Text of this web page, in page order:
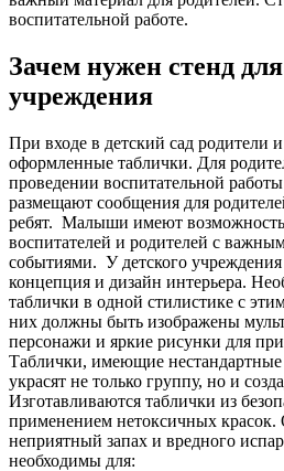
воспитательной работе.
Зачем нужен стенд для
учреждения
При входе в детский сад родители и
оформленные таблички. Для
проведении воспитательной
размещают сообщения для
ребят. Малыши имеют возможность
воспитателей и родителей с
событиями. У детского
концепция и дизайн интерьера.
таблички в одной стилистике с
них должны быть изображены
персонажи и яркие рисунки для
Таблички, имеющие
украсят не только группу, но и
Изготавливаются таблички из
применением нетоксичных
неприятный запах и вредного
необходимы для: